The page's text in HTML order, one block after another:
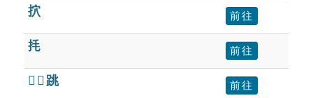
遊戲專區
教學應用
貓頭鷹博士
㧒 前往
㧌 前往
跳 前往